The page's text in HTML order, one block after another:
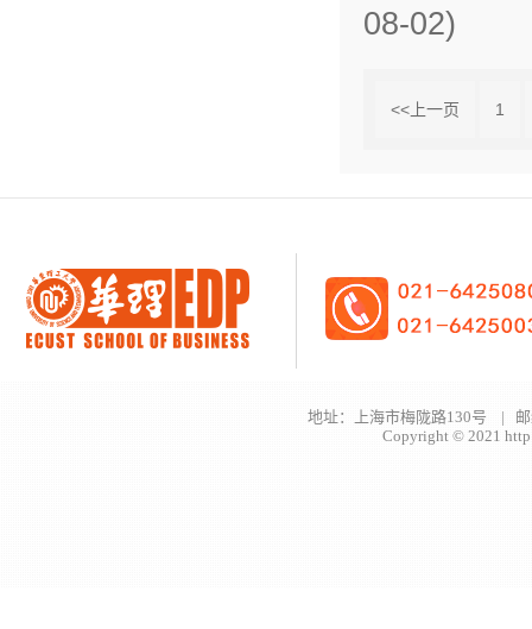
08-02)
<<上一页 1
地址：上海市梅陇路130号 |
Copyright © 2021